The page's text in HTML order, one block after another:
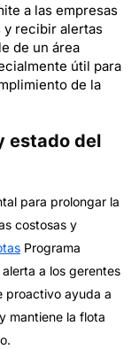
a las empresas
recibir alertas
de un área
útil para
de la
estado del
para prolongar la
costosas y
Programa
a los gerentes
proactivo ayuda a
mantiene la flota